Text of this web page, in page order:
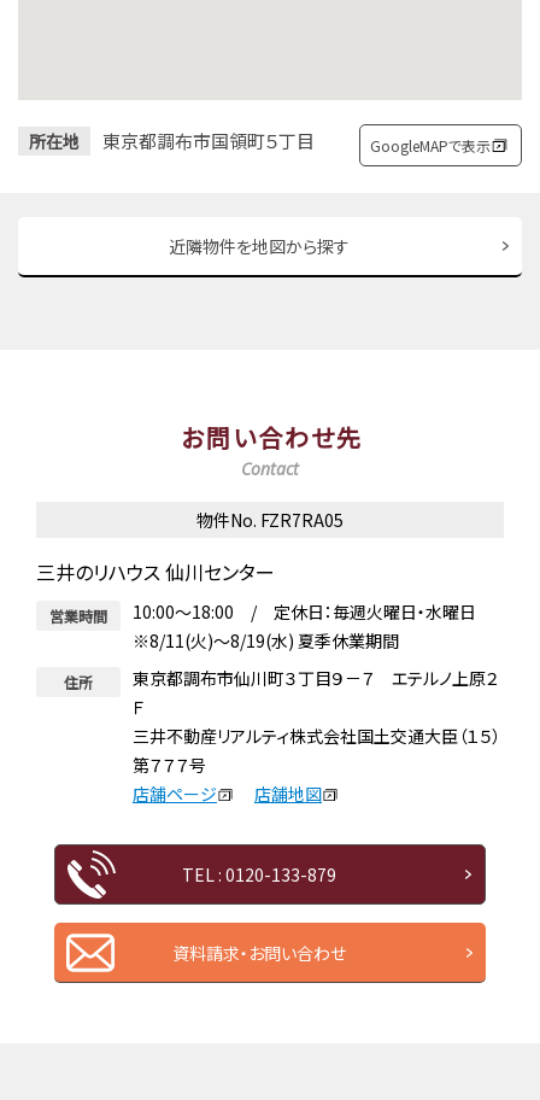
所在地 東京都調布市国領町５丁目 GoogleMAPで表示
近隣物件を地図から探す
お問い合わせ先
Contact
物件No. FZR7RA05
三井のリハウス 仙川センター
営業時間
10:00～18:00 / 定休日：毎週火曜日・水曜日
※8/11(火)～8/19(水) 夏季休業期間
住所
東京都調布市仙川町３丁目９－７ エテルノ上原２
Ｆ
三井不動産リアルティ株式会社国土交通大臣（１５）
第７７７号
店舗ページ
店舗地図
TEL : 0120-133-879
資料請求・お問い合わせ